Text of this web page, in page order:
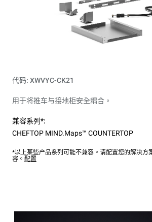
代码: XWVYC-CK21
用于将推车与接地柜安全耦合。
兼容系列*:
CHEFTOP MIND.Maps™ COUNTERTOP
*以上某些产品系列可能不兼容。请配置您的解决方
容。 配置